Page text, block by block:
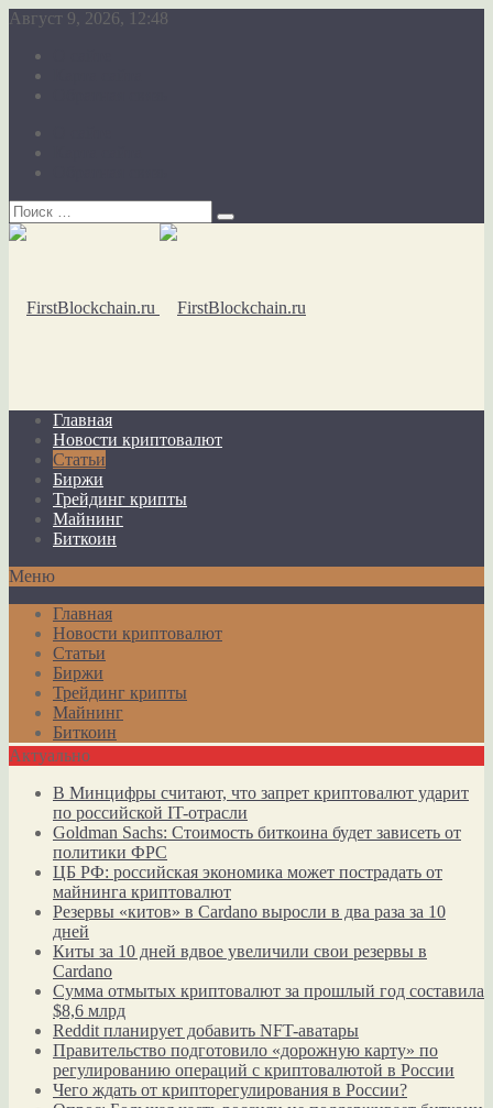
Август 9, 2026, 12:48
Главная
Новости криптовалют
Статьи
Биржи
Трейдинг крипты
Майнинг
Биткоин
Меню
Главная
Новости криптовалют
Статьи
Биржи
Трейдинг крипты
Майнинг
Биткоин
Актуально
В Минцифры считают, что запрет криптовалют ударит
по российской IT-отрасли
Goldman Sachs: Стоимость биткоина будет зависеть от
политики ФРС
ЦБ РФ: российская экономика может пострадать от
майнинга криптовалют
Резервы «китов» в Cardano выросли в два раза за 10
дней
Киты за 10 дней вдвое увеличили свои резервы в
Cardano
Сумма отмытых криптовалют за прошлый год составила
$8,6 млрд
Reddit планирует добавить NFT-аватары
Правительство подготовило «дорожную карту» по
регулированию операций с криптовалютой в России
Чего ждать от крипторегулирования в России?